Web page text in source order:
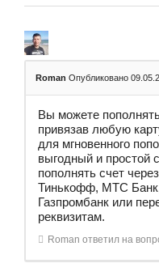
Roman Опубликовано
Вы можете
привязав любую
для мгновенного
выгодный и простой
пополнять счет
Тинькофф, МТС
Газпромбанк или
реквизитам.
Roman ответил на